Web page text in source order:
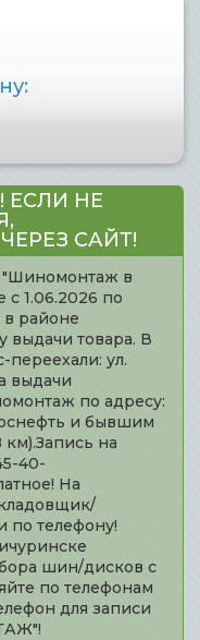
НЕ
САЙТ!
"Шиномонтаж в
1.06.2026 по
районе
выдачи товара. В
ул.
выдачи
по адресу:
и бывшим
км).Запись на
40-
На
по телефону!
шин/дисков с
по телефонам
для записи